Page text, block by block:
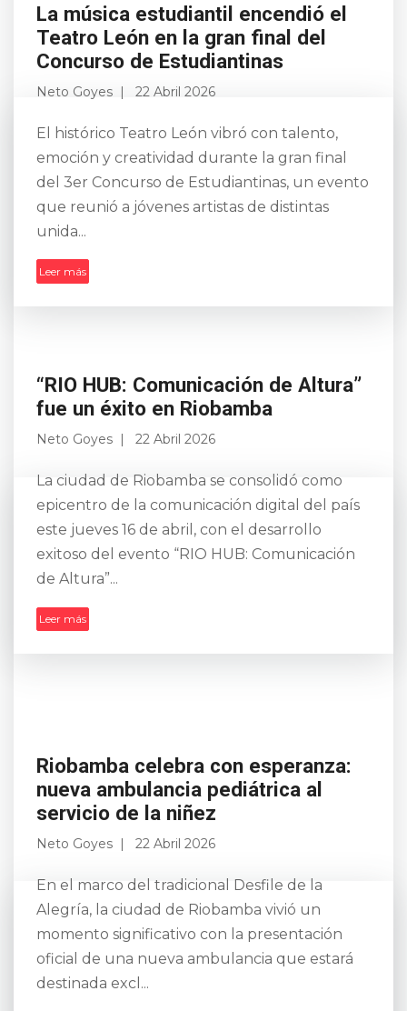
La música estudiantil encendió el
Teatro León en la gran final del
Concurso de Estudiantinas
Neto Goyes 22 Abril 2026
El histórico Teatro León vibró con talento,
emoción y creatividad durante la gran final
del 3er Concurso de Estudiantinas, un evento
que reunió a jóvenes artistas de distintas
unida...
Leer más
“RIO HUB: Comunicación de Altura”
fue un éxito en Riobamba
Neto Goyes 22 Abril 2026
La ciudad de Riobamba se consolidó como
epicentro de la comunicación digital del país
este jueves 16 de abril, con el desarrollo
exitoso del evento “RIO HUB: Comunicación
de Altura”...
Leer más
Riobamba celebra con esperanza:
nueva ambulancia pediátrica al
servicio de la niñez
Neto Goyes 22 Abril 2026
En el marco del tradicional Desfile de la
Alegría, la ciudad de Riobamba vivió un
momento significativo con la presentación
oficial de una nueva ambulancia que estará
destinada excl...